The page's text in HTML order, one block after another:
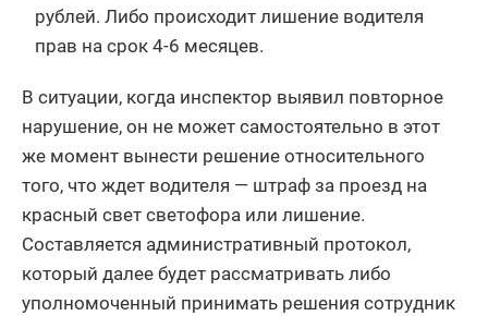
рублей. Либо происходит лишение водителя
прав на срок 4-6 месяцев.
В ситуации, когда инспектор выявил повторное
нарушение, он не может самостоятельно в этот
же момент вынести решение относительного
того, что ждет водителя — штраф за проезд на
красный свет светофора или лишение.
Составляется административный протокол,
который далее будет рассматривать либо
уполномоченный принимать решения сотрудник